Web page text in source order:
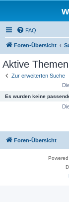
FAQ
Foren-Übersicht
Aktive Themen
Zur erweiterten Suche
Es wurden keine
Foren-Übersicht